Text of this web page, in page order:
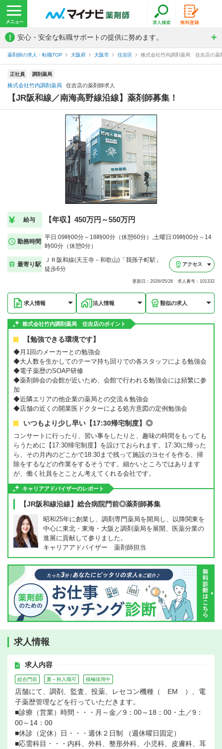
! 安心・安全な転職サポートの提供に努めます。
薬剤師の求人・転職TOP 大阪府 大阪市 住吉区 株式会社竹内調剤薬局 住吉店の薬
正社員 調剤薬局
株式会社竹内調剤薬局 住吉店の薬剤師求人
【JR阪和線／南海高野線沿線】薬剤師募集！
給与 【年収】450万円～550万円
勤務時間
平日:09時00分～18時00分（休憩60分）,土曜日:09時00分～14
時00分（休憩0分）
最寄り駅
ＪＲ阪和線(天王寺－和歌山)「我孫子町駅」
徒歩6分
アクセス
更新日：2026/05/26 求人番号：101332
求人情報 法人情報 類似の求人
株式会社竹内調剤薬局 住吉店のポイント
【勉強できる環境です】
◆月1回のメーカーとの勉強会
◆大人数を生かしてのテーマ持ち回りでの各スタッフによる勉強会
◆電子薬歴のSOAP研修
◆薬剤師会の会館が近いため、会館で行われる勉強会には頻繁に参
加
◆近隣エリアの他企業の薬局との交流＆勉強会
◆店舗の近くの開業医ドクターによる処方意図の定例勉強会
いつもより少し早い【17:30帰宅制度】◎
コンサートに行ったり、習い事をしたりと、趣味の時間をもっても
らうために【17:30帰宅制度】を設けておられます。17:30に帰った
ら、その月内のどこかで18:30まで残って施設のヨセイを作る、掃
除をするなどの作業をするそうです。細かいところではあります
が、働く社員をとことん考えてくれる会社です。
キャリアアドバイザーのレポート
【JR阪和線沿線】総合病院門前◎薬剤師募集
昭和25年に創業し、調剤専門薬局を開局し、以降関東を
中心に東北・東海・大阪と調剤薬局を展開、医薬分業の
進展に貢献して参りました。
キャリアアドバイザー 薬剤師担当
求人情報
求人内容
総合門前 夏～秋入職可 積極採用中
店舗にて、調剤、監査、投薬、レセコン機種（ EM ）、電
子薬歴管理などを行っていただきます。
■診療（営業）時間・・・月～金／9：00～18：00・土／9：
00～14：00
■休診（定休）日・・・週休２日制 （週休曜日固定）
■応需科目・・・内科、外科、整形外科、小児科、皮膚科、耳